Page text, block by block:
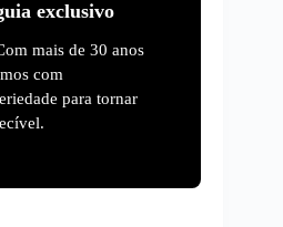
exclusivo
mais de 30 anos
com
para tornar